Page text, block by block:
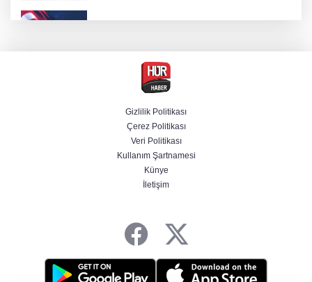
Terörsüz Türkiye yasa teklifi Komisyon'dan
Savunmada Mekke ittifakı! Caydırıcılık
şemsiyesi büyüdü
Şanlıurfa'da termometreler 47 dereceyi
Gizlilik Politikası
Çerez Politikası
Veri Politikası
Kullanım Şartnamesi
Künye
İletişim